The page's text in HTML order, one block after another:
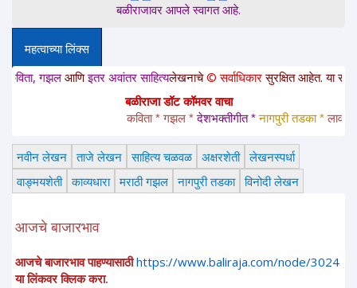
बळीराजावर आपले स्वागत आहे.
महत्वाच्या लिंक्स
गझलआणिइतर अवांतर साहित्यलेखनाचे© सर्वाधिकारसुरक्षित आहेत. या साईटवरचे
बळीराजा डॉट कॉमवर वाचा
कविता * गझल * देशभक्तीगीत * नागपुरी तडका * लावणी *
नवीन लेखन ताजे लेखन साहित्य चळवळ अक्षरशेती लेखनस्पर्धा
वाङ्मयशेती काव्यधारा मराठी गझल नागपुरी तडका विनोदी लेखन
आजचे बाजारभाव
आजचे बाजारभाव पाहण्यासाठी https://www.baliraja.com/node/3024
या लिंकवर क्लिक करा.